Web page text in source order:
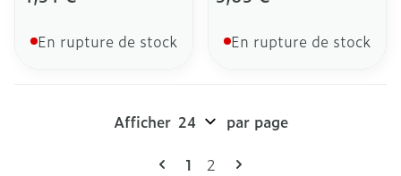
En rupture de stock En rupture de stock
Pages
Vous lisez actuellement la
1 Page
2
Afficher par page